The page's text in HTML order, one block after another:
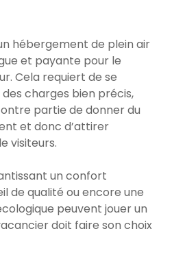
hébergement de plein air
et payante pour le
Cela requiert de se
charges bien précis,
partie de donner du
et donc d’attirer
visiteurs.
un confort
de qualité ou encore une
peuvent jouer un
doit faire son choix